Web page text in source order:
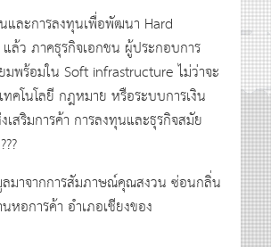
และการลงทุนเพื่อพัฒนา Hard
ล้ว ภาคธุรกิจเอกชน ผู้ประกอบการ
มพร้อมใน Soft infrastructure ไม่ว่าจะ
ทคโนโลยี กฎหมาย หรือระบบการเงิน
สริมการค้า การลงทุนและธุรกิจสมัย
มาจากการสัมภาษณ์คุณสงวน ซ่อนกลิ่น
หอการค้า อำเภอเชียงของ